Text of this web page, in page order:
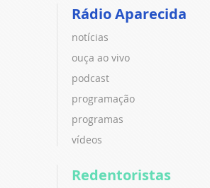
Rádio Aparecida
notícias
ouça ao vivo
podcast
programação
programas
vídeos
Redentoristas